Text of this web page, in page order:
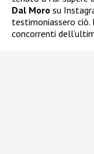
Dal Moro su
testimoniassero ciò.
concorrenti